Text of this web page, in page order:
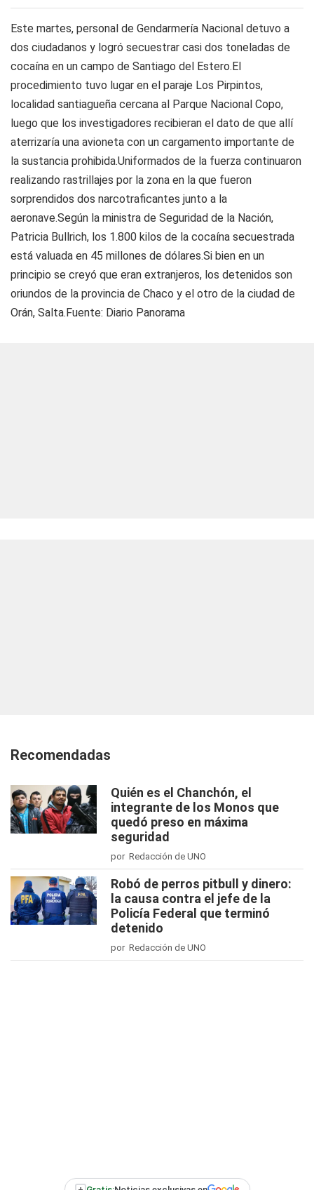
Este martes, personal de Gendarmería Nacional detuvo a
dos ciudadanos y logró secuestrar casi dos toneladas de
cocaína en un campo de Santiago del Estero.El
procedimiento tuvo lugar en el paraje Los Pirpintos,
localidad santiagueña cercana al Parque Nacional Copo,
luego que los investigadores recibieran el dato de que allí
aterrizaría una avioneta con un cargamento importante de
la sustancia prohibida.Uniformados de la fuerza continuaron
realizando rastrillajes por la zona en la que fueron
sorprendidos dos narcotraficantes junto a la
aeronave.Según la ministra de Seguridad de la Nación,
Patricia Bullrich, los 1.800 kilos de la cocaína secuestrada
está valuada en 45 millones de dólares.Si bien en un
principio se creyó que eran extranjeros, los detenidos son
oriundos de la provincia de Chaco y el otro de la ciudad de
Orán, Salta.Fuente: Diario Panorama
Recomendadas
Quién es el Chanchón, el
integrante de los Monos que
quedó preso en máxima
seguridad
por Redacción de UNO
Robó de perros pitbull y dinero:
la causa contra el jefe de la
Policía Federal que terminó
detenido
por Redacción de UNO